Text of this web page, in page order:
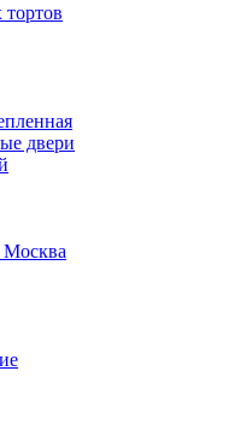
тортов
двери
Москва